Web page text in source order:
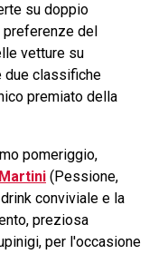
su doppio
del
vetture su
due classifiche
premiato della
pomeriggio,
(Pessione,
conviviale e la
preziosa
per l'occasione